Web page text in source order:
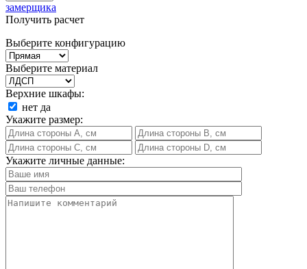
замерщика
Получить расчет
Выберите конфигурацию
Выберите материал
Верхние шкафы:
нет да
Укажите размер:
Укажите личные данные: